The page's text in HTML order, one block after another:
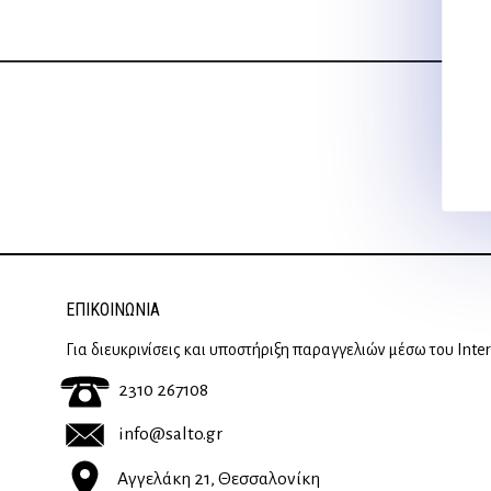
ΕΠΙΚΟΙΝΩΝΊΑ
Για διευκρινίσεις και υποστήριξη παραγγελιών μέσω του
2310 267108
info@salto.gr
Αγγελάκη 21, Θεσσαλονίκη